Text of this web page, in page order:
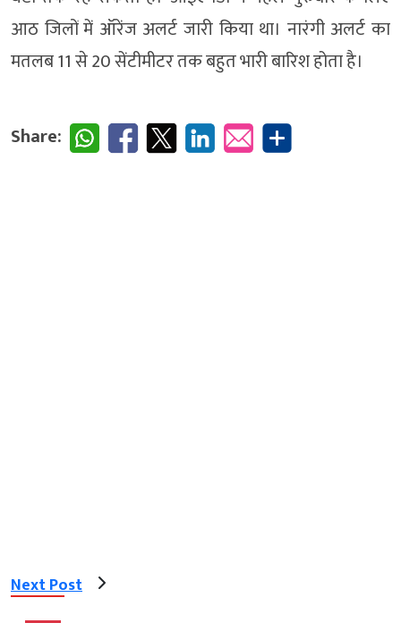
आठ जिलों में ऑरेंज अलर्ट जारी किया था। नारंगी अलर्ट का
मतलब 11 से 20 सेंटीमीटर तक बहुत भारी बारिश होता है।
Share:
Next Post